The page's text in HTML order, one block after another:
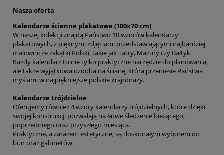
Nasza oferta
Kalendarze ścienne plakatowe (100x70 cm)
W naszej kolekcji znajdą Państwo 10 wzorów kalendarzy
plakatowych, z pięknymi zdjęciami przedstawiającymi najbardziej
malownicze zakątki Polski, takie jak Tatry, Mazury czy Bałtyk.
Każdy kalendarz to nie tylko praktyczne narzędzie do planowania,
ale także wyjątkowa ozdoba na ścianę, która przeniesie Państwa
myślami w najpiękniejsze polskie krajobrazy.
Kalendarze trójdzielne
Oferujemy również 4 wzory kalendarzy trójdzielnych, które dzięki
swojej konstrukcji pozwalają na łatwe śledzenie bieżącego,
poprzedniego oraz przyszłego miesiąca.
Praktyczne, a zarazem estetyczne, są doskonałym wyborem do
biur oraz gabinetów.